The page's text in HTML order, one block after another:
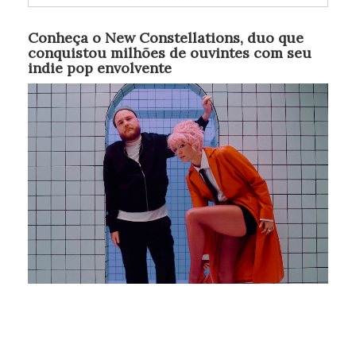
Conheça o New Constellations, duo que
conquistou milhões de ouvintes com seu
indie pop envolvente